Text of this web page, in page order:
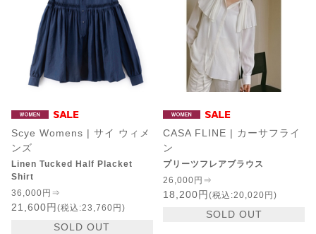
Scye Womens | サイ ウィメ
ンズ
Linen Tucked Half Placket
Shirt
36,000円⇒
21,600円 (税込:23,760円)
SOLD OUT
CASA FLINE | カーサフライ
ン
プリーツフレアブラウス
26,000円⇒
18,200円 (税込:20,020円)
SOLD OUT